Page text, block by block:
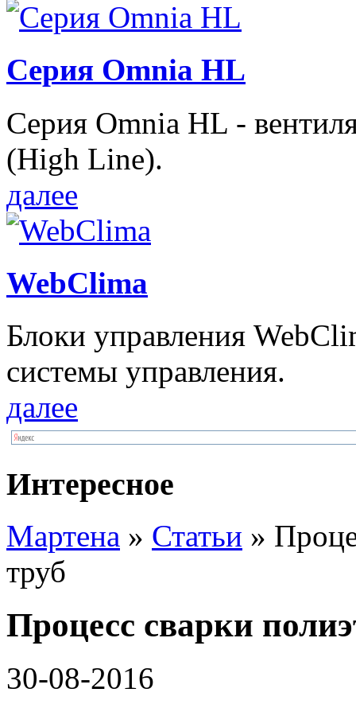
Серия Omnia HL
Серия Omnia HL -
(High Line).
далее
WebClima
Блоки упрaвлeния
системы управления.
далее
Интересное
Мартена » Статьи »
труб
Процесс сварки
30-08-2016